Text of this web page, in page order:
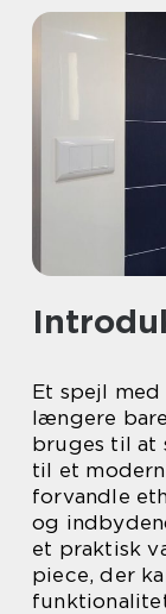
Et spejl
længere
bruges til at
til et
forvandle
og
et praktisk
piece, der